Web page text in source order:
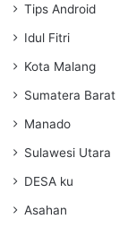
Tips Android
Idul Fitri
Kota Malang
Sumatera Barat
Manado
Sulawesi Utara
DESA ku
Asahan